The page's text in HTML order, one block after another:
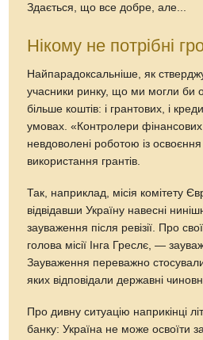
Здається, що все добре, але...
Нікому не потрібні
Найпарадоксальніше, як
учасники ринку, що ми могли би
більше коштів: і грантових, і
умовах. «Контролери фінансових
невдоволені роботою із освоєння
використання грантів.
Так, наприклад, місія комітету
відвідавши Україну навесні
зауваження після ревізії. Про
голова місії Інга Греслє, —
Зауваження переважно
яких відповідали державні
Про дивну ситуацію наприкінці
банку: Україна не може освоїти